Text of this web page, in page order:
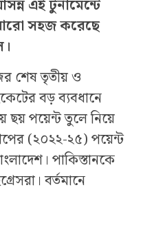
এই টুর্নামেন্টে
সহজ করেছে
শেষ তৃতীয় ও
বড় ব্যবধানে
ছয় পয়েন্ট তুলে নিয়ে
(২০২২-২৫) পয়েন্ট
পাকিস্তানকে
বর্তমানে